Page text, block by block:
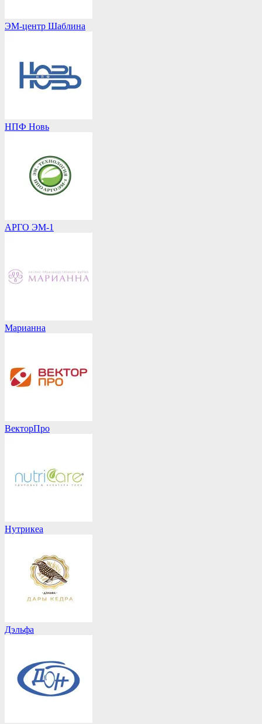
ЭМ-центр Шаблина
НПФ Новь
АРГО ЭМ-1
Марианна
ВекторПро
Нутрикеа
Дэльфа